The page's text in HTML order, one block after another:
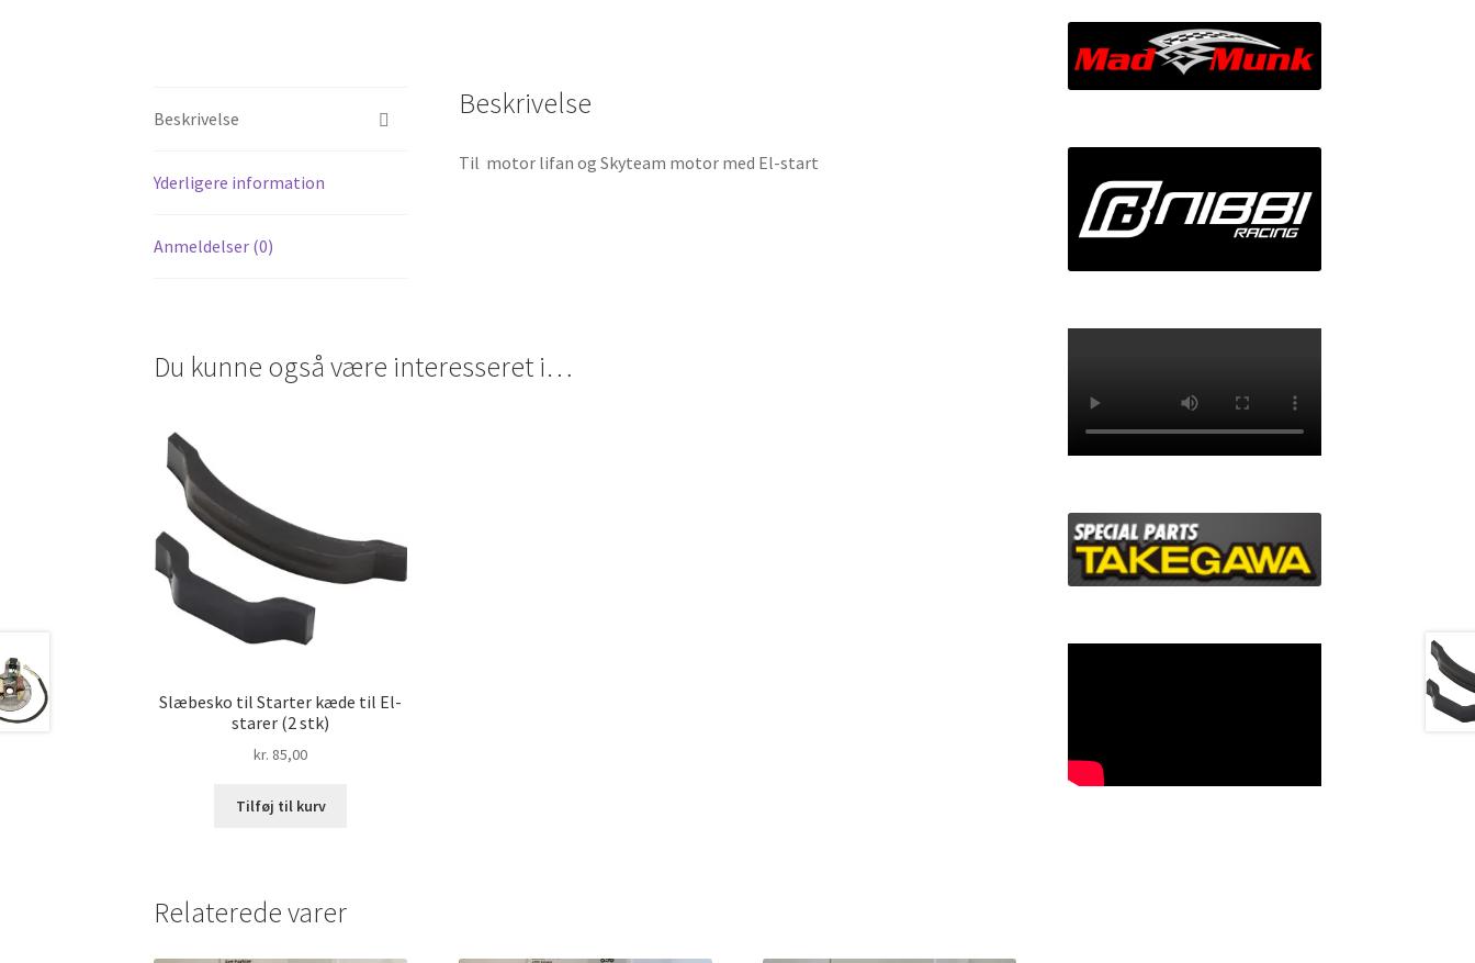
Beskrivelse
Yderligere information
Anmeldelser (0)
Beskrivelse
Til motor lifan og Skyteam motor med El-start
Du kunne også være interesseret i…
Slæbesko til Starter kæde til El-
starer (2 stk)
kr. 85,00
Tilføj til kurv
Relaterede varer